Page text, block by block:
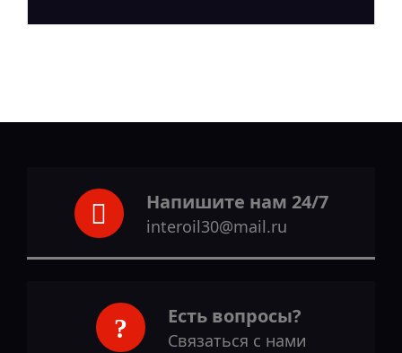
Напишите нам 24/7
interoil30@mail.ru
Есть вопросы?
Связаться с нами